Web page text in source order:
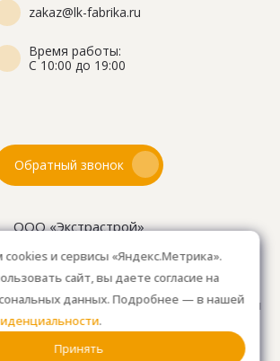
zakaz@lk-fabrika.ru
Время работы:
С 10:00 до 19:00
Обратный звонок
ООО «Экстрастрой»
ОГРН 1157746804753
от Мкад, в среднем 10-15 мин. на
без авто, оплачиваем такси
от м. Анино.
и сервисы «Яндекс.Метрика».
сайт, вы даете согласие на
данных. Подробнее — в нашей
.
Принять